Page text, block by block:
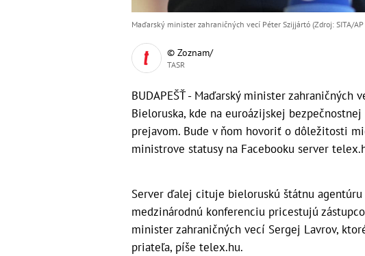
Maďarský minister zahraničných vecí Péter Szijjártó (Zdroj: SITA/
© Zoznam/
TASR
BUDAPEŠŤ - Maďarský minister
Bieloruska, kde na euroázijskej
prejavom. Bude v ňom hovoriť o dôležitosti
ministrove statusy na Facebooku server
Server ďalej cituje bieloruskú štátnu
medzinárodnú konferenciu pricestujú
minister zahraničných vecí Sergej Lavrov,
priateľa, píše telex.hu.